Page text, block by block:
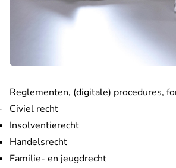
Reglementen, (digitale) procedures,
Civiel recht
Insolventierecht
Handelsrecht
Familie- en jeugdrecht